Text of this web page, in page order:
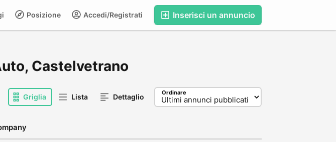
Inserisci un annuncio
Accedi/Registrati
Posizione
Castelvetrano
Griglia Lista Dettaglio Ordinare